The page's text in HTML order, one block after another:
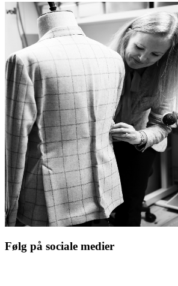
Følg på sociale medier